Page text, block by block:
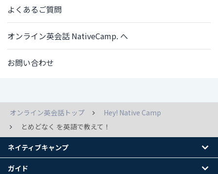
よくあるご質問
オンライン英会話 NativeCamp. へ
お問い合わせ
オンライン英会話トップ
Hey! Native Camp
とめどなく を英語で教えて！
ネイティブキャンプ
ガイド